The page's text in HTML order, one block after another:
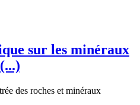
sur les minéraux
des roches et minéraux